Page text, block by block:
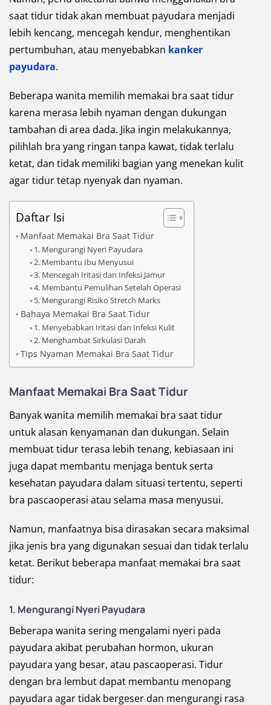
saat tidur tidak akan membuat payudara menjadi
lebih kencang, mencegah kendur, menghentikan
pertumbuhan, atau menyebabkan kanker
payudara.
Beberapa wanita memilih memakai bra saat tidur
karena merasa lebih nyaman dengan dukungan
tambahan di area dada. Jika ingin melakukannya,
pilihlah bra yang ringan tanpa kawat, tidak terlalu
ketat, dan tidak memiliki bagian yang menekan kulit
agar tidur tetap nyenyak dan nyaman.
Daftar Isi
Manfaat Memakai Bra Saat Tidur
1. Mengurangi Nyeri Payudara
2. Membantu Ibu Menyusui
3. Mencegah Iritasi dan Infeksi Jamur
4. Membantu Pemulihan Setelah Operasi
5. Mengurangi Risiko Stretch Marks
Bahaya Memakai Bra Saat Tidur
1. Menyebabkan Iritasi dan Infeksi Kulit
2. Menghambat Sirkulasi Darah
Tips Nyaman Memakai Bra Saat Tidur
Manfaat Memakai Bra Saat Tidur
Banyak wanita memilih memakai bra saat tidur
untuk alasan kenyamanan dan dukungan. Selain
membuat tidur terasa lebih tenang, kebiasaan ini
juga dapat membantu menjaga bentuk serta
kesehatan payudara dalam situasi tertentu, seperti
bra pascaoperasi atau selama masa menyusui.
Namun, manfaatnya bisa dirasakan secara maksimal
jika jenis bra yang digunakan sesuai dan tidak terlalu
ketat. Berikut beberapa manfaat memakai bra saat
tidur:
1. Mengurangi Nyeri Payudara
Beberapa wanita sering mengalami nyeri pada
payudara akibat perubahan hormon, ukuran
payudara yang besar, atau pascaoperasi. Tidur
dengan bra lembut dapat membantu menopang
payudara agar tidak bergeser dan mengurangi rasa